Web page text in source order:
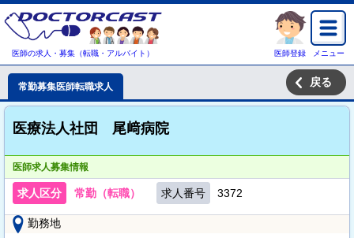
医師の求人・募集（転職・アルバイト） 医師登録 メニュー
常勤募集医師転職求人 戻る
医療法人社団 尾﨑病院
医師求人募集情報
求人区分 常勤（転職） 求人番号 3372
勤務地